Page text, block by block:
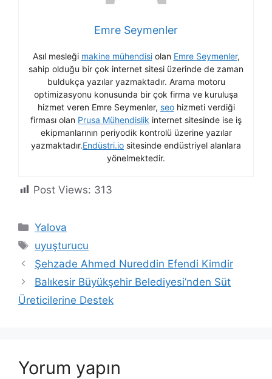
Emre Seymenler
Asıl mesleği makine mühendisiolan Emre Seymenler,
sahip olduğu bir çok internet sitesi üzerinde de zaman
buldukça yazılar yazmaktadır. Arama motoru
optimizasyonu konusunda bir çok firma ve kuruluşa
hizmet veren Emre Seymenler, seohizmeti verdiği
firması olan Prusa Mühendislik internet sitesinde ise iş
ekipmanlarının periyodik kontrolü üzerine yazılar
yazmaktadır.Endüstri.io sitesinde endüstriyel alanlara
yönelmektedir.
Post Views: 313
Kategoriler
Yalova
Etiketler
uyuşturucu
Şehzade Ahmed Nureddin Efendi Kimdir
Balıkesir Büyükşehir Belediyesi’nden Süt
Üreticilerine Destek
Yorum yapın